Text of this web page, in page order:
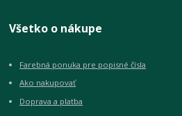
Všetko o nákupe
Farebná ponuka pre popisné čísla
Ako nakupovať
Doprava a platba